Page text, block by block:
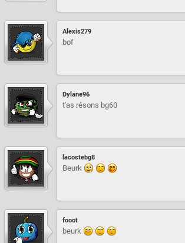
Alexis279
bof
Dylane96
t'as résons bg60
lacostebg8
Beurk
fooot
beurk